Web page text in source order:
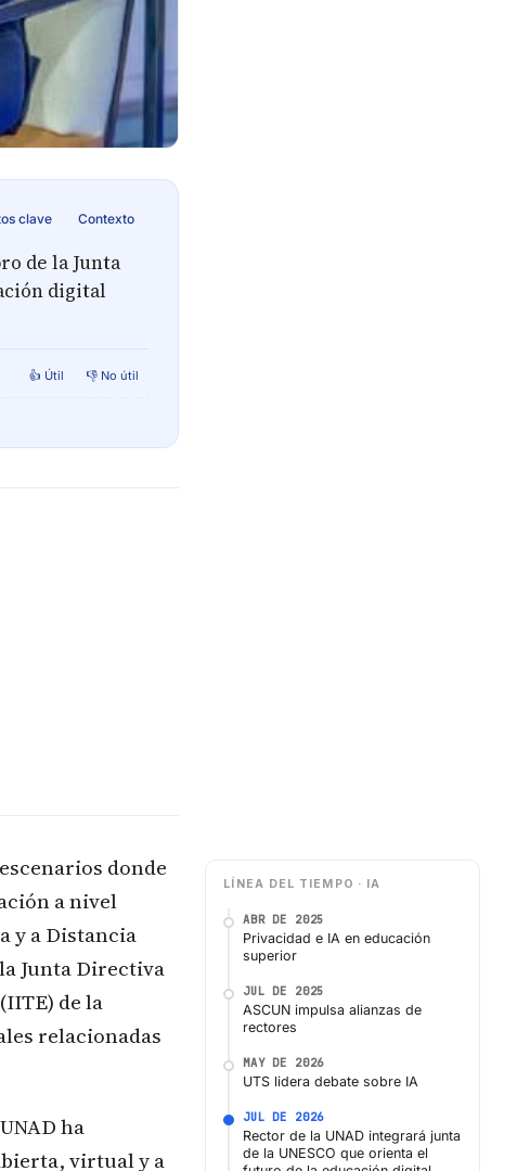
clave Contexto
de la Junta
digital
👍 Útil 👎 No útil
donde
a nivel
y a Distancia
Junta Directiva
de la
relacionadas
ha
virtual y a
LÍNEA DEL TIEMPO · IA
ABR DE 2025
Privacidad e IA en educación
superior
JUL DE 2025
ASCUN impulsa alianzas de
rectores
MAY DE 2026
UTS lidera debate sobre IA
JUL DE 2026
Rector de la UNAD integrará junta
de la UNESCO que orienta el